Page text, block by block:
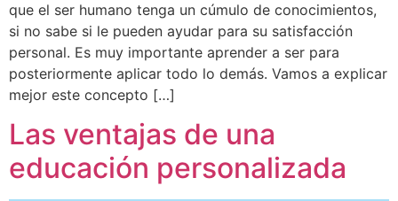
que el ser humano tenga un cúmulo de conocimientos,
si no sabe si le pueden ayudar para su satisfacción
personal. Es muy importante aprender a ser para
posteriormente aplicar todo lo demás. Vamos a explicar
mejor este concepto […]
Las ventajas de una
educación personalizada